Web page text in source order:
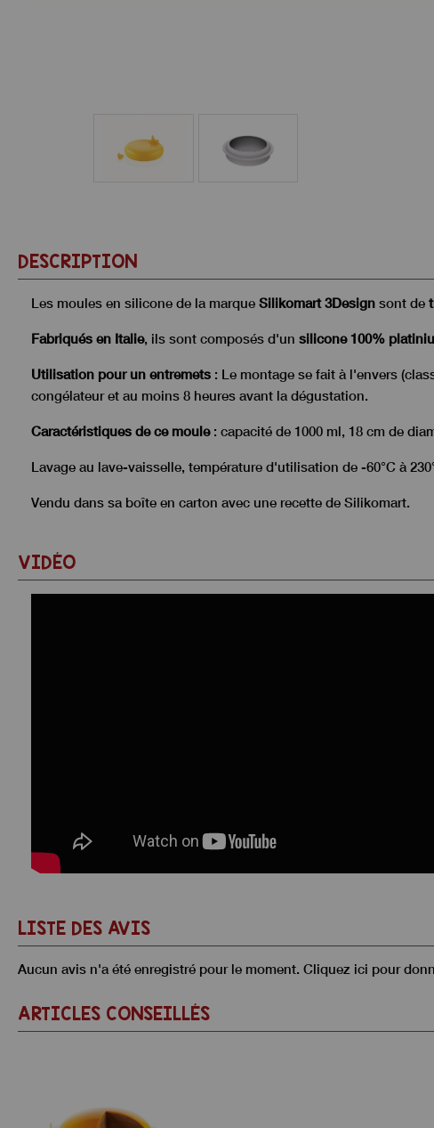
DESCRIPTION
Les moules en silicone de la marque Silikomart 3Design sont de
Fabriqués en Italie, ils sont composés d'un silicone 100%
Utilisation pour un entremets : Le montage se fait à l'envers
congélateur et au moins 8 heures avant la dégustation.
Caractéristiques de ce moule: capacité de 1000 ml, 18 cm de
Lavage au lave-vaisselle, température d'utilisation de -60°C à
Vendu dans sa boîte en carton avec une recette de Silikomart.
VIDÉO
LISTE DES AVIS
Aucun avis n'a été enregistré pour le moment. Cliquez ici pour
ARTICLES CONSEILLÉS